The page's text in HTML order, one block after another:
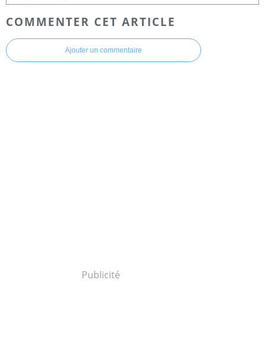
COMMENTER CET ARTICLE
Ajouter un commentaire
Publicité